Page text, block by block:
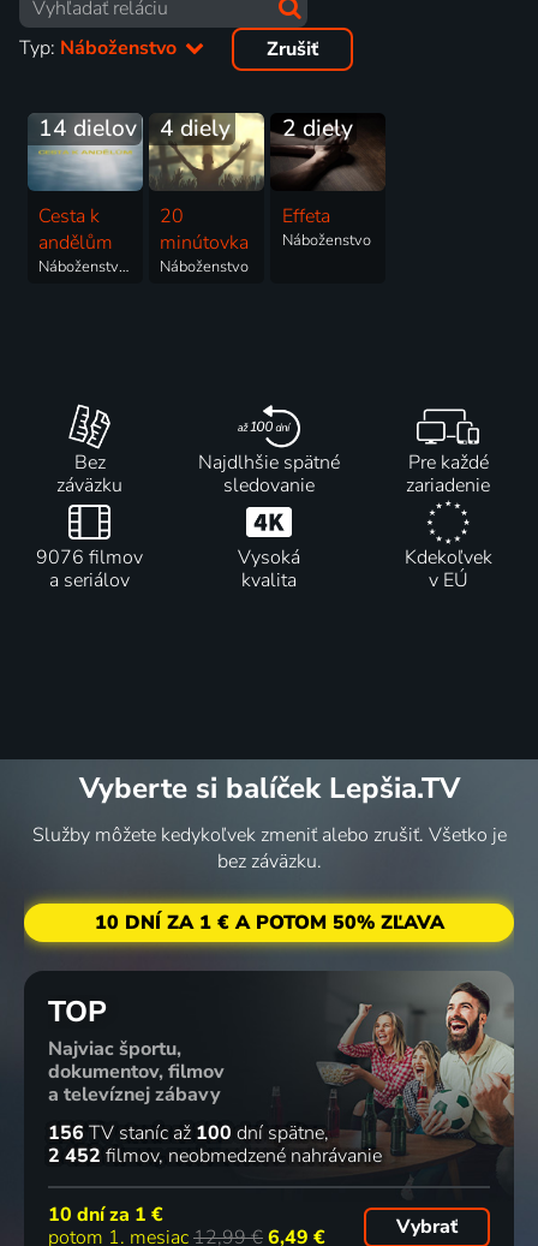
Typ: Náboženstvo Zrušiť
14 dielov
Cesta k
andělům
Náboženstvo, Talk Show
4 diely
20
minútovka
Náboženstvo
2 diely
Effeta
Náboženstvo
Bez
záväzku
Najdlhšie spätné
sledovanie
Pre každé
zariadenie
9076 filmov
a seriálov
Vysoká
kvalita
Kdekoľvek
v EÚ
Vyberte si balíček Lepšia.TV
Služby môžete kedykoľvek zmeniť alebo zrušiť. Všetko je
bez záväzku.
10 DNÍ ZA 1 € A POTOM 50% ZĽAVA
TOP
Najviac športu,
dokumentov, filmov
a televíznej zábavy
156 TV staníc až 100 dní spätne
2 452 filmov neobmedzené nahrávanie
10 dní za 1 €
potom 1. mesiac12,99 €6,49 € Vybrať